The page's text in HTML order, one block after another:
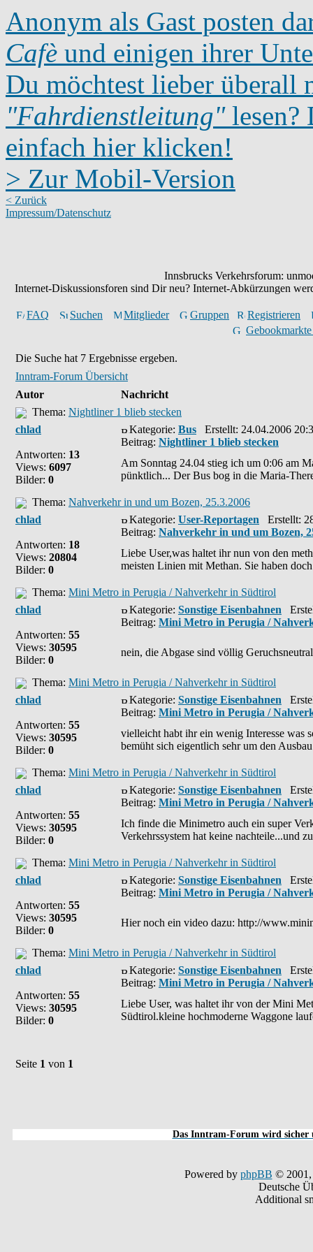
Anonym als Gast posten
Cafè und einigen ihrer
Du möchtest lieber überall
"Fahrdienstleitung"lesen?
einfach hier klicken!
> Zur Mobil-Version
< Zurück
Impressum/Datenschutz
Innsbrucks Verkehrsforum:
Internet-Diskussionsforen sind Dir neu? Internet-Abkürzungen
FAQ Suchen Mitglieder Gruppen
Registrieren
Die Suche hat 7 Ergebnisse ergeben.
Inntram-Forum Übersicht
Autor
Nachricht
Thema: Nightliner 1 blieb stecken
chlad
Antworten: 13
Views: 6097
Bilder: 0
Kategorie: Bus Erstellt: 24.04.2006
Beitrag: Nightliner 1 blieb stecken
Am Sonntag 24.04 stieg ich um 0:06 am
pünktlich... Der Bus bog in die Maria-
Thema: Nahverkehr in und um Bozen, 25.3.2006
chlad
Antworten: 18
Views: 20804
Bilder: 0
Kategorie: User-Reportagen Erstellt:
Beitrag: Nahverkehr in und um Bozen,
Liebe User,was haltet ihr nun von den
meisten Linien mit Methan. Sie haben
Thema: Mini Metro in Perugia / Nahverkehr in Südtirol
chlad
Antworten: 55
Views: 30595
Bilder: 0
Kategorie: Sonstige Eisenbahnen
Beitrag: Mini Metro in Perugia /
nein, die Abgase sind völlig
Thema: Mini Metro in Perugia / Nahverkehr in Südtirol
chlad
Antworten: 55
Views: 30595
Bilder: 0
Kategorie: Sonstige Eisenbahnen
Beitrag: Mini Metro in Perugia /
vielleicht habt ihr ein wenig Interesse was
bemüht sich eigentlich sehr um den
Thema: Mini Metro in Perugia / Nahverkehr in Südtirol
chlad
Antworten: 55
Views: 30595
Bilder: 0
Kategorie: Sonstige Eisenbahnen
Beitrag: Mini Metro in Perugia /
Ich finde die Minimetro auch ein super
Verkehrssystem hat keine nachteile...und
Thema: Mini Metro in Perugia / Nahverkehr in Südtirol
chlad
Antworten: 55
Views: 30595
Bilder: 0
Kategorie: Sonstige Eisenbahnen
Beitrag: Mini Metro in Perugia /
Hier noch ein video dazu: http://
Thema: Mini Metro in Perugia / Nahverkehr in Südtirol
chlad
Antworten: 55
Views: 30595
Bilder: 0
Kategorie: Sonstige Eisenbahnen
Beitrag: Mini Metro in Perugia /
Liebe User, was haltet ihr von der Mini
Südtirol.kleine hochmoderne Waggone
Seite 1 von 1
Das Inntram-Forum wird sicher
Powered by phpBB © 2001,
Deutsche
Additional